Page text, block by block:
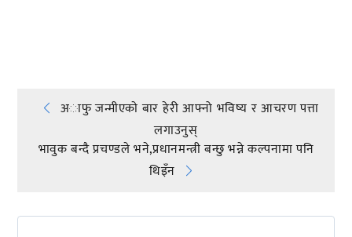
Post
navigation
अाफु जन्मीएकाे बार हेरी आफ्नो भविष्य र आचरण पत्ता
लगाउनुस्
भावुक बन्दै प्रचण्डले भने,प्रधानमन्त्री बन्छु भन्ने कल्पनामा पनि
थिइँन